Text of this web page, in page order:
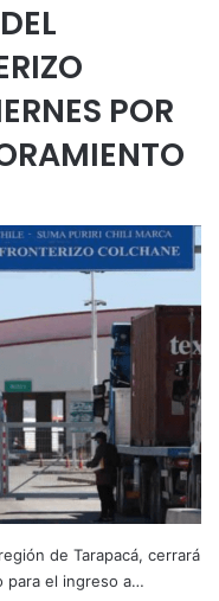
POR
de Tarapacá, cerrará
para el ingreso a…